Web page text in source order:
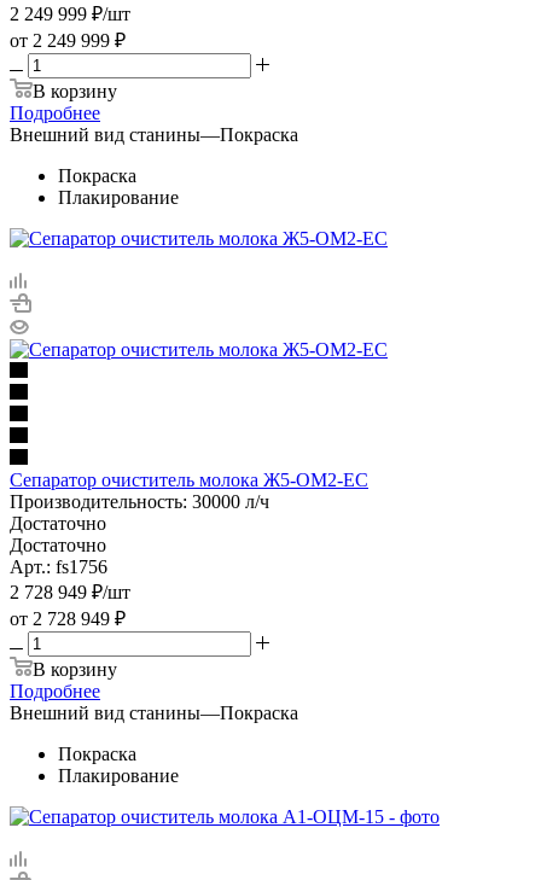
2 249 999 ₽/шт
от 2 249 999 ₽
В корзину
Подробнее
Внешний вид станины—Покраска
Покраска
Плакирование
Сепаратор очиститель молока Ж5-ОМ2-ЕС
Производительность: 30000 л/ч
Достаточно
Достаточно
Арт.: fs1756
2 728 949 ₽/шт
от 2 728 949 ₽
В корзину
Подробнее
Внешний вид станины—Покраска
Покраска
Плакирование